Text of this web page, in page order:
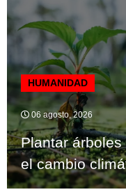
HUMANIDAD
06 agosto, 2026
Plantar
el cambio